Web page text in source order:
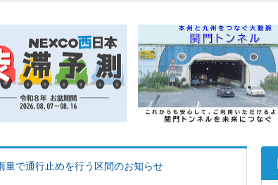
量で通行止めを行う区間のお知らせ